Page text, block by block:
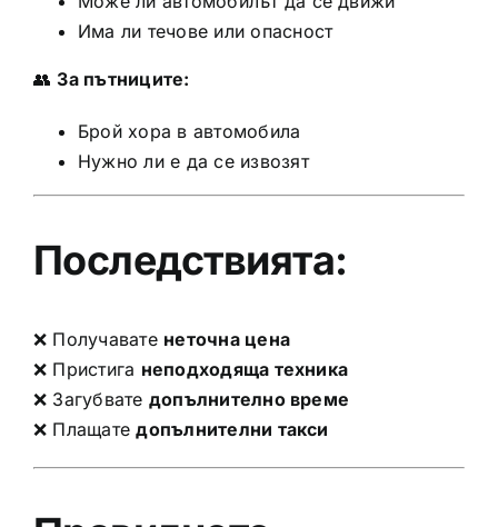
Има ли течове или опасност
👥За пътниците:
Брой хора в автомобила
Нужно ли е да се извозят
Последствията:
❌ Получавате неточна цена
❌ Пристига неподходяща техника
❌ Загубвате допълнително време
❌ Плащатедопълнителни такси